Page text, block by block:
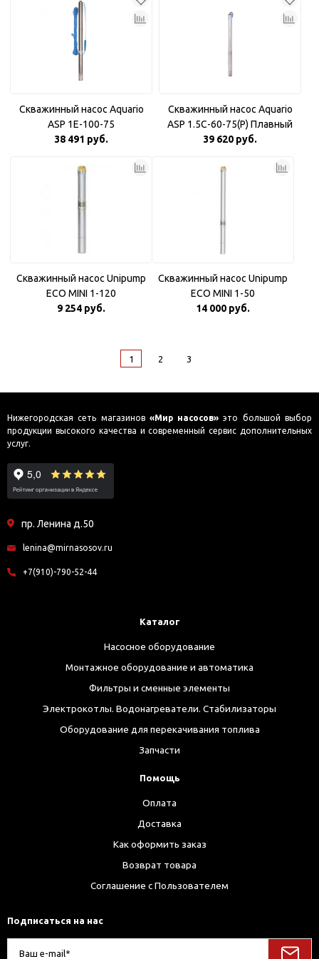
Скважинный насос Aquario
ASP 1E-100-75
38 491 руб.
Скважинный насос Aquario
ASP 1.5С-60-75(P) Плавный
пуск
39 620 руб.
Скважинный насос Unipump
ECO MINI 1-120
9 254 руб.
Скважинный насос Unipump
ECO MINI 1-50
14 000 руб.
1 2 3
Нижегородская сеть магазинов «Мир насосов» это большой выбор
продукции высокого качества и современный сервис дополнительных
услуг.
пр. Ленина д.50
lenina@mirnasosov.ru
+7(910)-790-52-44
Каталог
Насосное оборудование
Монтажное оборудование и автоматика
Фильтры и сменные элементы
Электрокотлы. Водонагреватели. Стабилизаторы
Оборудование для перекачивания топлива
Запчасти
Помощь
Оплата
Доставка
Как оформить заказ
Возврат товара
Соглашение с Пользователем
Подписаться на нас